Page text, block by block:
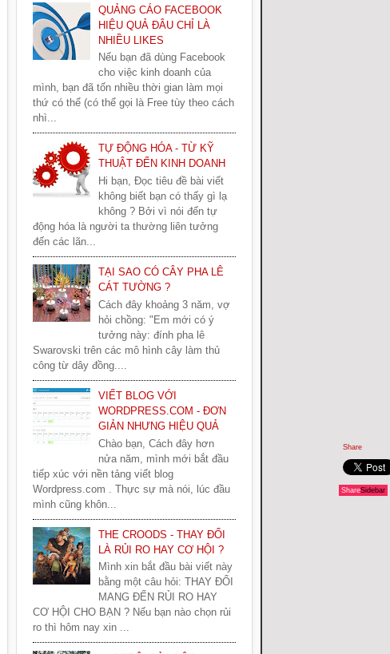
Share
ShareSidebar
QUẢNG CÁO FACEBOOK
HIỆU QUẢ ĐÂU CHỈ LÀ
NHIỀU LIKES
Nếu bạn đã dùng Facebook
cho việc kinh doanh của
mình, bạn đã tốn nhiều thời gian làm mọi
thứ có thể (có thể gọi là Free tùy theo cách
nhì...
TỰ ĐỘNG HÓA - TỪ KỸ
THUẬT ĐẾN KINH DOANH
Hi bạn, Đọc tiêu đề bài viết
không biết bạn có thấy gì lạ
không ? Bởi vì nói đến tự
động hóa là người ta thường liên tưởng
đến các lãn...
TẠI SAO CÓ CÂY PHA LÊ
CÁT TƯỜNG ?
Cách đây khoảng 3 năm, vợ
hỏi chồng: "Em mới có ý
tưởng này: đính pha lê
Swarovski trên các mô hình cây làm thủ
công từ dây đồng....
VIẾT BLOG VỚI
WORDPRESS.COM - ĐƠN
GIẢN NHƯNG HIỆU QUẢ
Chào bạn, Cách đây hơn
nửa năm, mình mới bắt đầu
tiếp xúc với nền tảng viết blog
Wordpress.com . Thực sự mà nói, lúc đầu
mình cũng khôn...
THE CROODS - THAY ĐỔI
LÀ RỦI RO HAY CƠ HỘI ?
Mình xin bắt đầu bài viết này
bằng một câu hỏi: THAY ĐỔI
MANG ĐẾN RỦI RO HAY
CƠ HỘI CHO BẠN ? Nếu bạn nào chọn rủi
ro thì hôm nay xin ...